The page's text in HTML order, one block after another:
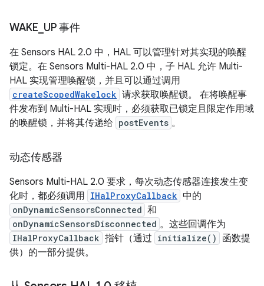
WAKE UP 事件
在 Sensors HAL 2.0 中，HAL 可以管理针对其实现的唤醒
锁定。在 Sensors Multi-HAL 2.0 中，子 HAL 允许 Multi-
HAL 实现管理唤醒锁，并且可以通过调用
createScopedWakelock 请求获取唤醒锁。 在将唤醒事
件发布到 Multi-HAL 实现时，必须获取已锁定且限定作用域
的唤醒锁，并将其传递给 postEvents 。
动态传感器
Sensors Multi-HAL 2.0 要求，每次动态传感器连接发生变
化时，都必须调用 IHalProxyCallback 中的
onDynamicSensorsConnected 和
onDynamicSensorsDisconnected 。这些回调作为
IHalProxyCallback 指针（通过 initialize()
函数提
供）的一部分提供。